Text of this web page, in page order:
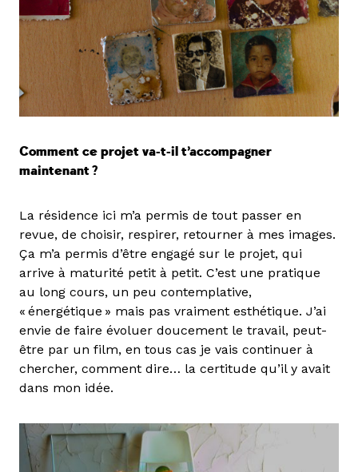
Comment ce projet va-t-il t’accompagner
maintenant ?
La résidence ici m’a permis de tout passer en
revue, de choisir, respirer, retourner à mes images.
Ça m’a permis d’être engagé sur le projet, qui
arrive à maturité petit à petit. C’est une pratique
au long cours, un peu contemplative,
« énergétique » mais pas vraiment esthétique. J’ai
envie de faire évoluer doucement le travail, peut-
être par un film, en tous cas je vais continuer à
chercher, comment dire… la certitude qu’il y avait
dans mon idée.